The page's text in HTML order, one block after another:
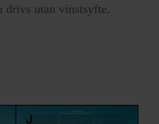
drivs utan vinstsyfte.